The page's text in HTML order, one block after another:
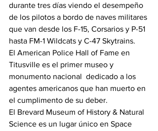
durante tres días viendo el desempeño
de los pilotos a bordo de naves militares
que van desde los F-15, Corsarios y P-51
hasta FM-1 Wildcats y C-47 Skytrains.
El American Police Hall of Fame en
Titusville es el primer museo y
monumento nacional  dedicado a los
agentes americanos que han muerto en
el cumplimento de su deber.
El Brevard Museum of History & Natural
Science es un lugar único en Space